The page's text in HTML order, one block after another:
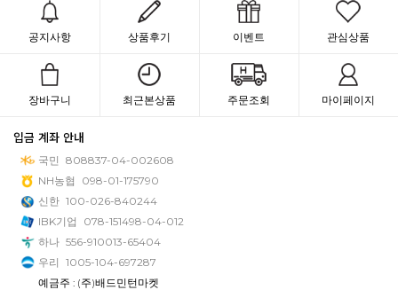
공지사항 상품후기 이벤트 관심상품
장바구니 최근본상품 주문조회 마이페이지
입금 계좌 안내
국민 808837-04-002608
NH농협
098-01-175790
신한 100-026-840244
IBK기업
078-151498-04-012
하나 556-910013-65404
우리 1005-104-697287
예금주 : (주)배드민턴마켓